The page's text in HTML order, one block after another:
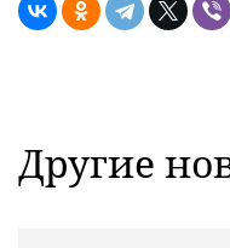
Другие